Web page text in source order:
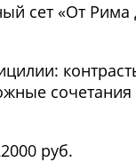
сет «От
руб.